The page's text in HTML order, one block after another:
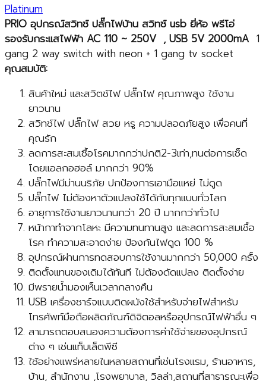
Platinum
PRIO อุปกรณ์สวิทช์ ปลั๊กไฟบ้าน สวิทช์usb ยี่ห้อ พรีโอ่
รองรับกระแสไฟฟ้า AC 110 ~ 250V , USB 5V 2000mA 1
gang 2 way switch with neon + 1 gang tv socket
คุณสมบัติ:
สินค้าใหม่ และสวิตช์ไฟ ปลั๊กไฟ คุณภาพสูง ใช้งาน
ยาวนาน
สวิทช์ไฟ ปลั๊กไฟ สวย หรู ความปลอดภัยสูง เพื่อคนที่
คุณรัก
ลดการสะสมเชื้อโรคมากกว่าปกติ2-3เท่า,ทนต่อการเช็ด
โดยแอลกอฮอล์ มากกว่า 90%
ปลั๊กไฟมีม่านนริภัย ปกป้องการเอามือแหย่ ไม่ดูด
ปลั๊กไฟ ไม่ต้องหาตัวแปลงใช้ได้กับทุกแบบทั่วโลก
อายุการใช้งานยาวนานกว่า 20 ปี มากกว่าทั่วไป
หน้ากาทำจากโลหะ มีความทนทานสูง และลดการสะสมเชื้อ
โรค ทำความสะอาดง่าย ป้องกันไฟดูด 100 %
อุปกรณ์ผ่านการทดสอบการใช้งานมากกว่า 50,000 ครั้ง
ติดตั้งแทนของเดิมได้ทันที ไม่ต้องดัดแปลง ติดตั้งง่าย
มีพรายน้ำมองเห็นเวลากลางคืน
USB เครื่องชาร์จแบบติดผนังใช้สำหรับจ่ายไฟสำหรับ
โทรศัพท์มือถือผลิตภัณฑ์ดิจิตอลหรืออุปกรณ์ไฟฟ้าอื่น ๆ
สามารถตอบสนองความต้องการค่าใช้จ่ายของอุปกรณ์
ต่าง ๆ เช่นแท็บเล็ตพีซี
ใช้อย่างแพร่หลายในหลายสถานที่เช่นโรงแรม, ร้านอาหาร,
บ้าน, สำนักงาน ,โรงพยาบาล, วิลล่า,สถานที่สาธารณะเพื่อ